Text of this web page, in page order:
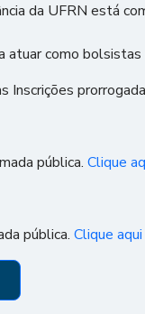
da UFRN está
atuar como
Inscrições
pública. Clique
pública. Clique aqui